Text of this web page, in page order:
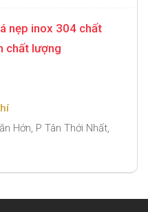
nẹp inox 304 chất
chất lượng
Hớn, P Tân Thới Nhất,